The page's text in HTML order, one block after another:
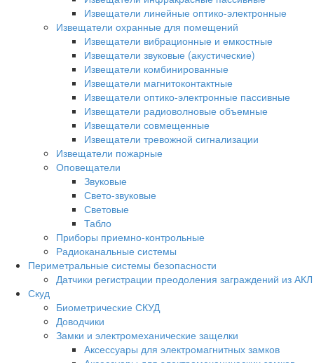
Извещатели линейные оптико-электронные
Извещатели охранные для помещений
Извещатели вибрационные и емкостные
Извещатели звуковые (акустические)
Извещатели комбинированные
Извещатели магнитоконтактные
Извещатели оптико-электронные пассивные
Извещатели радиоволновые объемные
Извещатели совмещенные
Извещатели тревожной сигнализации
Извещатели пожарные
Оповещатели
Звуковые
Свето-звуковые
Световые
Табло
Приборы приемно-контрольные
Радиоканальные системы
Периметральные системы безопасности
Датчики регистрации преодоления заграждений из АКЛ
Скуд
Биометрические СКУД
Доводчики
Замки и электромеханические защелки
Аксессуары для электромагнитных замков